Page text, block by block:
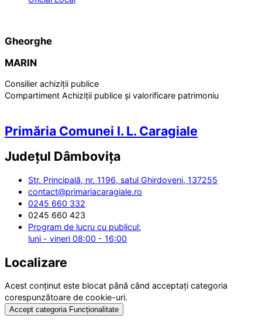
Gheorghe
MARIN
Consilier achiziții publice
Compartiment Achiziții publice și valorificare patrimoniu
Primăria Comunei I. L. Caragiale
Județul Dâmbovița
Str. Principală, nr. 1196, satul Ghirdoveni, 137255
contact@primariacaragiale.ro
0245 660 332
0245 660 423
Program de lucru cu publicul:
luni - vineri 08:00 - 16:00
Localizare
Acest conținut este blocat până când acceptați categoria
corespunzătoare de cookie-uri.
Accept categoria Funcționalitate